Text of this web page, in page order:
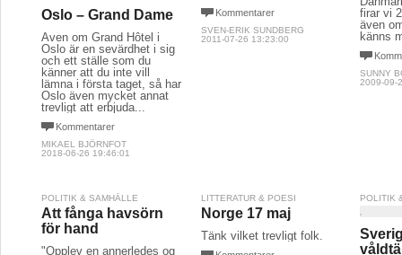
Oslo – Grand Dame
Även om Grand Hôtel i
Oslo är en sevärdhet i sig
och ett ställe som du
känner att du inte vill
lämna i första taget, så har
Oslo även mycket annat
trevligt att erbjuda...
Kommentarer
MIKAEL BJÖRNFOT
2018-06-26 19:46:01
Kommentarer
SVEN-ERIK SUNDBERG
2011-07-26 13:23:00
firar vi
även
känns
SUNNY
2009-09-
POLITIK & SAMHÄLLE
Att fånga havsörn
för hand
"Opplev en annerledes og
LITTERATUR & POESI
Norge 17 maj
Tänk vilket trevligt folk.
POLITIK